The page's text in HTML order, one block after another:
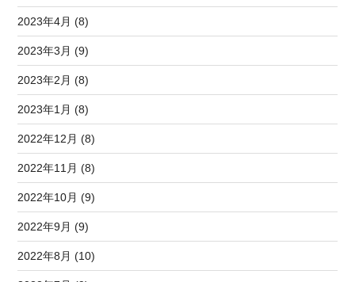
2023年4月 (8)
2023年3月 (9)
2023年2月 (8)
2023年1月 (8)
2022年12月 (8)
2022年11月 (8)
2022年10月 (9)
2022年9月 (9)
2022年8月 (10)